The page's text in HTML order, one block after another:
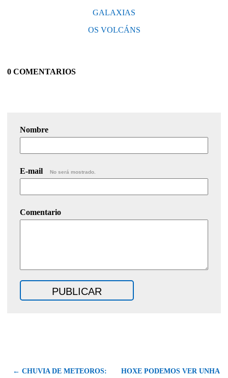
GALAXIAS
OS VOLCÁNS
0 COMENTARIOS
Nombre
E-mail No será mostrado.
Comentario
← CHUVIA DE METEOROS: HOXE PODEMOS VER UNHA